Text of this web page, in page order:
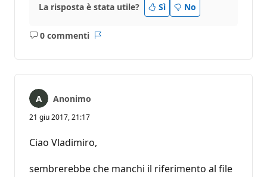
La risposta è stata utile? Sì No
0 commenti
Nessun
Anonimo
21 giu 2017, 21:17
Ciao Vladimiro,
sembrerebbe che manchi il riferimento al file